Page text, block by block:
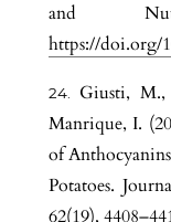
and
https://doi.org/
Giusti,
Manrique, I.
of
Potatoes.
62(19),